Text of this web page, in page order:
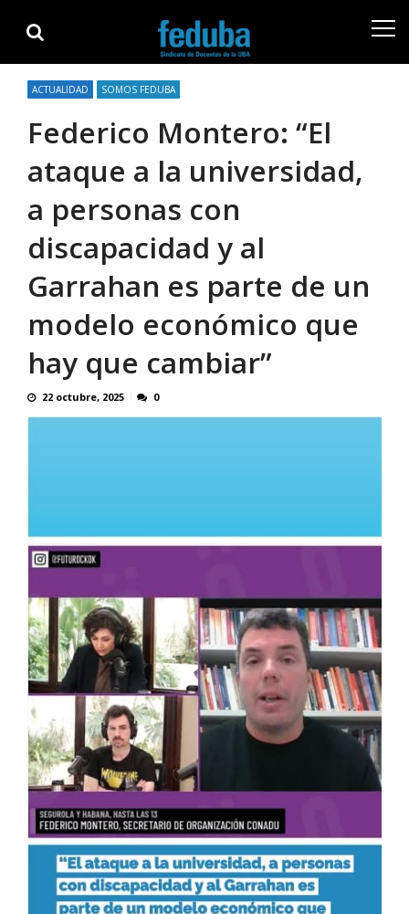
navigation
content
ACTUALIDAD SOMOS FEDUBA
Federico Montero: “El
ataque a la universidad,
a personas con
discapacidad y al
Garrahan es parte de un
modelo económico que
hay que cambiar”
22 octubre, 2025 0